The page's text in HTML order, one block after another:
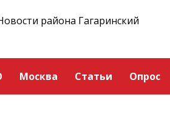
района Гагаринский
Москва Статьи Опрос